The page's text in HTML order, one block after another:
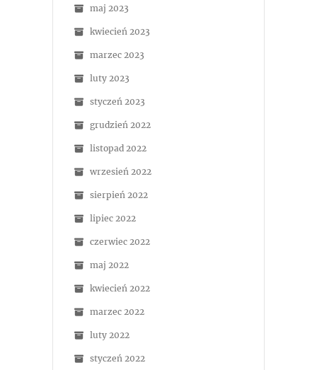
maj 2023
kwiecień 2023
marzec 2023
luty 2023
styczeń 2023
grudzień 2022
listopad 2022
wrzesień 2022
sierpień 2022
lipiec 2022
czerwiec 2022
maj 2022
kwiecień 2022
marzec 2022
luty 2022
styczeń 2022